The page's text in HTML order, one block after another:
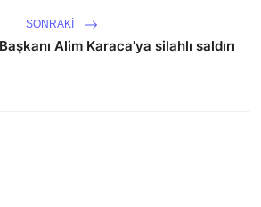
SONRAKI
Alim Karaca'ya silahlı saldırı